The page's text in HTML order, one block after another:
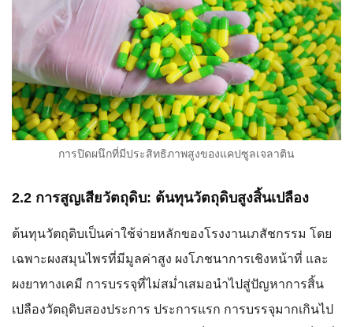
การปิดผนึกที่มีประสิทธิภาพสูงของแคปซูลเจลาติน
2.2 การสูญเสียวัตถุดิบ: ต้นทุนวัตถุดิบสูงสิ้นเปลือง
ต้นทุนวัตถุดิบเป็นค่าใช้จ่ายหลักของโรงงานเภสัชกรรม โดย
เฉพาะผงสมุนไพรที่มีมูลค่าสูง ผงโภชนาการเชิงหน้าที่ และ
ผงยาทางเคมี การบรรจุที่ไม่สม่ำเสมอนำไปสู่ปัญหาการสิ้น
เปลืองวัตถุดิบสองประการ ประการแรก การบรรจุมากเกินไป